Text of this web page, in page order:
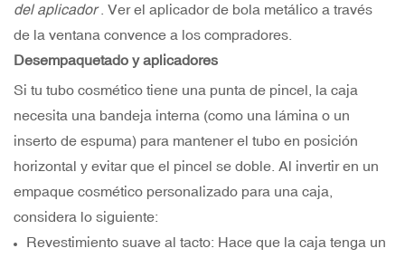
del aplicador. Ver el aplicador de bola metálico a través
de la ventana convence a los compradores.
Desempaquetado y aplicadores
Si tu tubo cosmético tiene una punta de pincel, la caja
necesita una bandeja interna (como una lámina o un
inserto de espuma) para mantener el tubo en posición
horizontal y evitar que el pincel se doble. Al invertir en un
empaque cosmético personalizado para una caja,
considera lo siguiente:
Revestimiento suave al tacto: Hace que la caja tenga un